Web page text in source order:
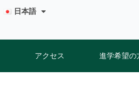
日本語
アクセス 進学希望の